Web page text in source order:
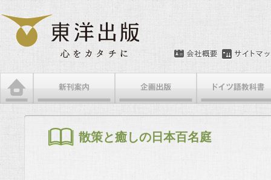
メインメニュー
メインコンテンツへ移動
サブコンテンツへ移動
散策と癒しの日本百名庭